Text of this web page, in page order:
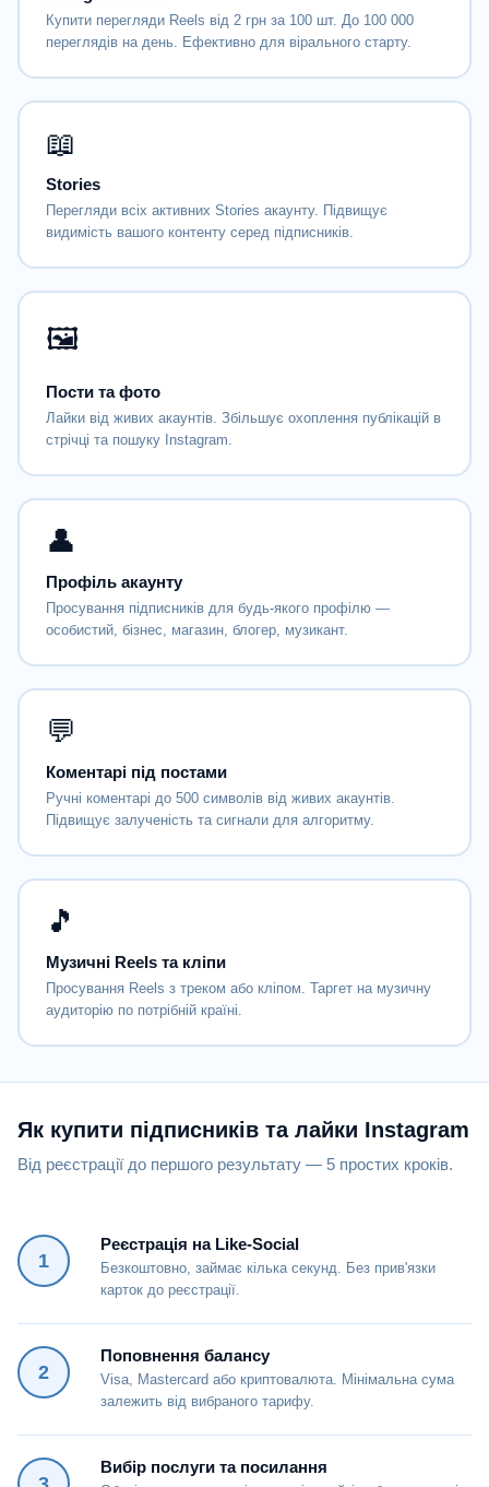
Купити перегляди Reels від 2 грн за 100 шт. До 100 000
переглядів на день. Ефективно для вірального старту.
📖
Stories
Перегляди всіх активних Stories акаунту. Підвищує
видимість вашого контенту серед підписників.
🖼
Пости та фото
Лайки від живих акаунтів. Збільшує охоплення публікацій в
стрічці та пошуку Instagram.
👤
Профіль акаунту
Просування підписників для будь-якого профілю —
особистий, бізнес, магазин, блогер, музикант.
💬
Коментарі під постами
Ручні коментарі до 500 символів від живих акаунтів.
Підвищує залученість та сигнали для алгоритму.
🎵
Музичні Reels та кліпи
Просування Reels з треком або кліпом. Таргет на музичну
аудиторію по потрібній країні.
Як купити підписників та лайки Instagram
Від реєстрації до першого результату — 5 простих кроків.
1
Реєстрація на Like-Social
Безкоштовно, займає кілька секунд. Без прив'язки
карток до реєстрації.
2
Поповнення балансу
Visa, Mastercard або криптовалюта. Мінімальна сума
залежить від вибраного тарифу.
Вибір послуги та посилання